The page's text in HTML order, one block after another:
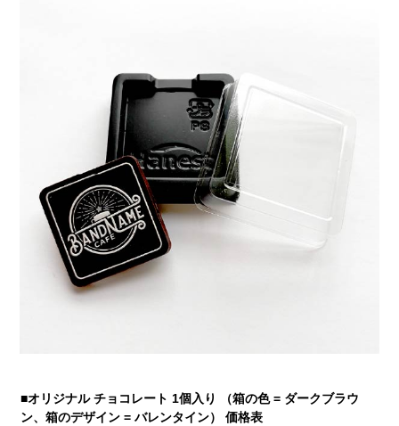
■オリジナル チョコレート 1個入り （箱の色 = ダークブラウ
ン、箱のデザイン = バレンタイン） 価格表